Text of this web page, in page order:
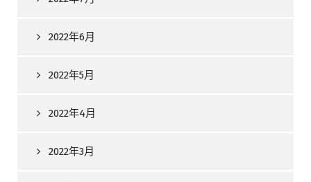
2022年6月
2022年5月
2022年4月
2022年3月